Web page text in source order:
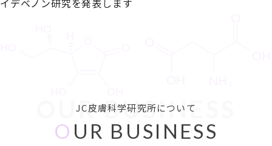
イデベノン研究を発表します
JC皮膚科学研究所について
OUR BUSINESS
O UR BUSINESS